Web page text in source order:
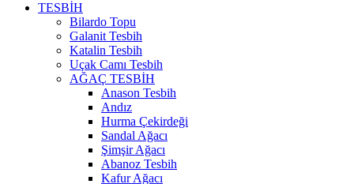
TESBİH
Bilardo Topu
Galanit Tesbih
Katalin Tesbih
Uçak Camı Tesbih
AĞAÇ TESBİH
Anason Tesbih
Andız
Hurma Çekirdeği
Sandal Ağacı
Şimşir Ağacı
Abanoz Tesbih
Kafur Ağacı